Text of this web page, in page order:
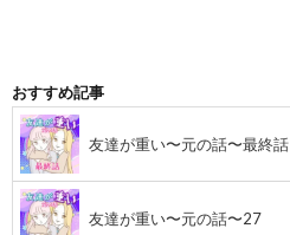
おすすめ記事
友達が重い〜元の話〜最終話
友達が重い〜元の話〜27